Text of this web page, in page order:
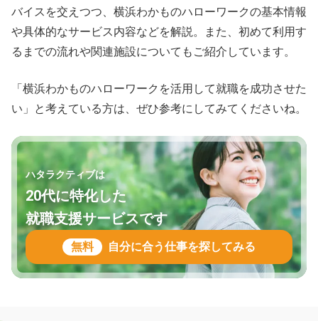
バイスを交えつつ、横浜わかものハローワークの基本情報
や具体的なサービス内容などを解説。また、初めて利用す
るまでの流れや関連施設についてもご紹介しています。
「横浜わかものハローワークを活用して就職を成功させた
い」と考えている方は、ぜひ参考にしてみてくださいね。
ハタラクティブは
20代に特化した
就職支援サービスです
無料 自分に合う仕事を探してみる